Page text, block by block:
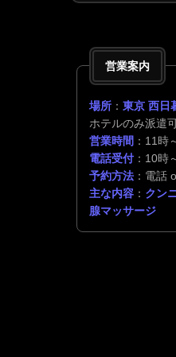
営業案内
場所 ： 東京 西日
ホテルのみ派遣
営業時間 ：11時
電話受付：10時
予約方法 ：電話
主な内容 ： クン
腺マッサージ